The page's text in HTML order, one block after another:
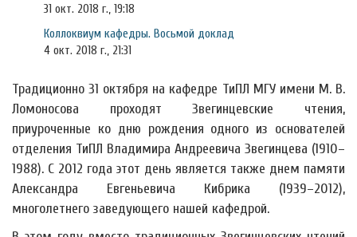
31 окт. 2018 г., 19:18
Коллоквиум кафедры. Восьмой доклад
4 окт. 2018 г., 21:31
Традиционно 31 октября на кафедре ТиПЛ МГУ имени М. В.
Ломоносова проходят Звегинцевские чтения,
приуроченные ко дню рождения одного из основателей
отделения ТиПЛ Владимира Андреевича Звегинцева (1910–
1988). С 2012 года этот день является также днем памяти
Александра Евгеньевича Кибрика (1939–2012),
многолетнего заведующего нашей кафедрой.